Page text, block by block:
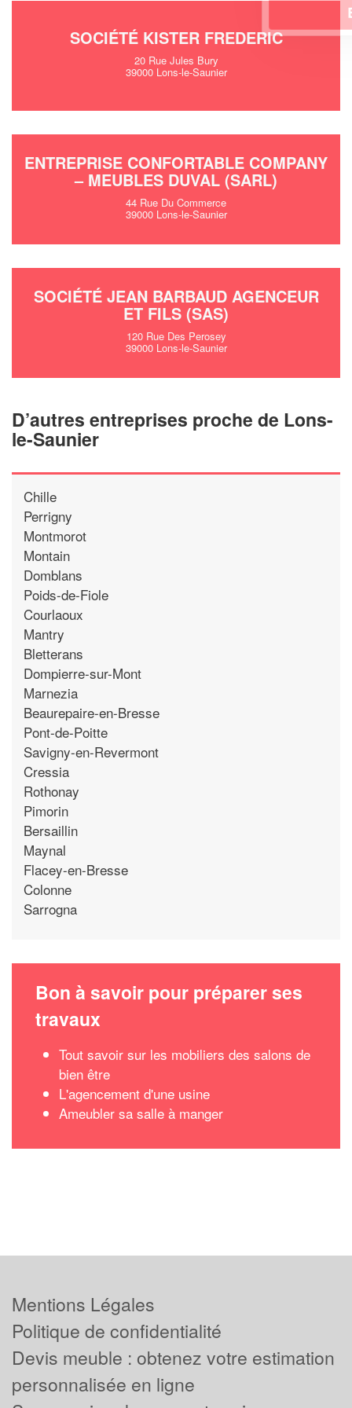
SOCIÉTÉ KISTER FREDERIC
20 Rue Jules Bury
39000 Lons-le-Saunier
ENTREPRISE CONFORTABLE COMPANY
– MEUBLES DUVAL (SARL)
44 Rue Du Commerce
39000 Lons-le-Saunier
SOCIÉTÉ JEAN BARBAUD AGENCEUR
ET FILS (SAS)
120 Rue Des Perosey
39000 Lons-le-Saunier
D’autres entreprises proche de Lons-
le-Saunier
Chille
Perrigny
Montmorot
Montain
Domblans
Poids-de-Fiole
Courlaoux
Mantry
Bletterans
Dompierre-sur-Mont
Marnezia
Beaurepaire-en-Bresse
Pont-de-Poitte
Savigny-en-Revermont
Cressia
Rothonay
Pimorin
Bersaillin
Maynal
Flacey-en-Bresse
Colonne
Sarrogna
Bon à savoir pour préparer ses
travaux
Tout savoir sur les mobiliers des salons de
bien être
L'agencement d'une usine
Ameubler sa salle à manger
Mentions Légales
Politique de confidentialité
Devis meuble : obtenez votre estimation
personnalisée en ligne